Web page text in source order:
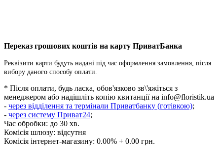
Переказ грошових коштів на карту ПриватБанка
Реквізити карти будуть надані під час оформлення замовлення, після
вибору даного способу оплати.
* Після оплати, будь ласка, обов'язково зв\'яжіться з
менеджером або надішліть копію квитанції на info@floristik.ua
- через відділення та термінали Приватбанку (готівкою);
- через систему Приват24;
Час обробки: до 30 хв.
Комісія шлюзу: відсутня
Комісія інтернет-магазину: 0.00% + 0.00 грн.